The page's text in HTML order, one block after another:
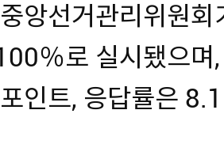
앙선거관리위원
％로 실시됐으
인트, 응답률은